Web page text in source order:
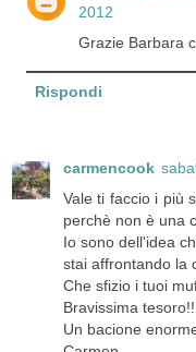
2012
Grazie Barbara
Rispondi
carmencook
Vale ti faccio i più
perchè non è una
Io sono dell'idea
stai affrontando la
Che sfizio i tuoi
Bravissima
Un bacione